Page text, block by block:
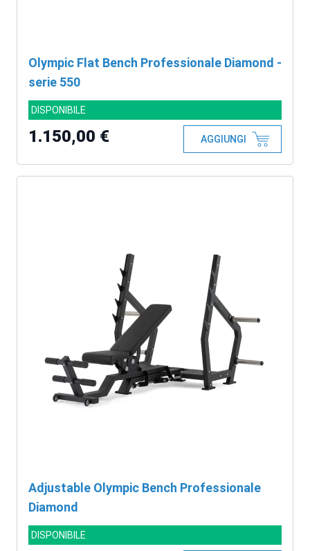
Olympic Flat Bench Professionale Diamond -
serie 550
DISPONIBILE
1.150,00 € AGGIUNGI
Adjustable Olympic Bench Professionale
Diamond
DISPONIBILE